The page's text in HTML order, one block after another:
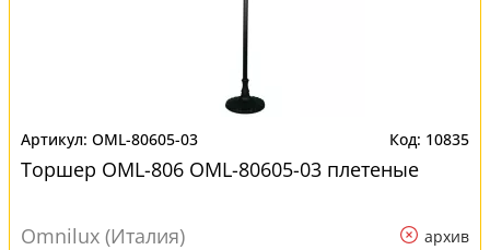
OML-80605-03 10835
Торшер OML-806 OML-80605-03 плетеные
Omnilux (Италия) архив